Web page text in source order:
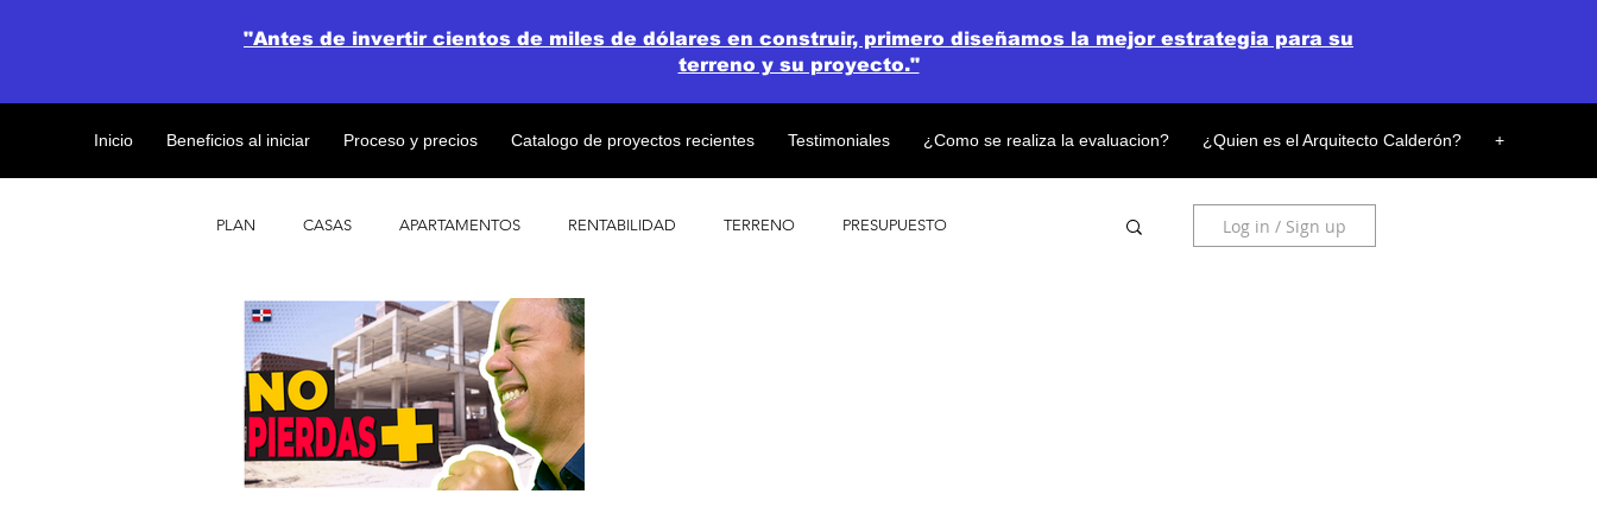
Inicio Beneficios al iniciar Proceso y precios Catalogo de proyectos recientes Testimoniales ¿Como se realiza la evaluacion? ¿Quien es el Arquitecto Calderón? +
"Antes de invertir cientos de miles de dólares en construir, primero diseñamos la mejor estrategia para su
terreno y su proyecto."
PLAN CASAS APARTAMENTOS RENTABILIDAD TERRENO PRESUPUESTO
CATALOGO DE CONCEPTO ABIERTO PROYECTOS
OBRAS DE CONSTRUCCION
Log in / Sign up